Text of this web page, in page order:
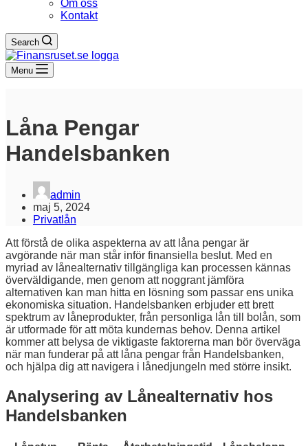
Om oss
Kontakt
Search
Menu
Låna Pengar
Handelsbanken
admin
maj 5, 2024
Privatlån
Att förstå de olika aspekterna av att låna pengar är
avgörande när man står inför finansiella beslut. Med en
myriad av lånealternativ tillgängliga kan processen kännas
överväldigande, men genom att noggrant jämföra
alternativen kan man hitta en lösning som passar ens unika
ekonomiska situation. Handelsbanken erbjuder ett brett
spektrum av låneprodukter, från personliga lån till bolån, som
är utformade för att möta kundernas behov. Denna artikel
kommer att belysa de viktigaste faktorerna man bör överväga
när man funderar på att låna pengar från Handelsbanken,
och hjälpa dig att navigera i lånedjungeln med större insikt.
Analysering av Lånealternativ hos
Handelsbanken